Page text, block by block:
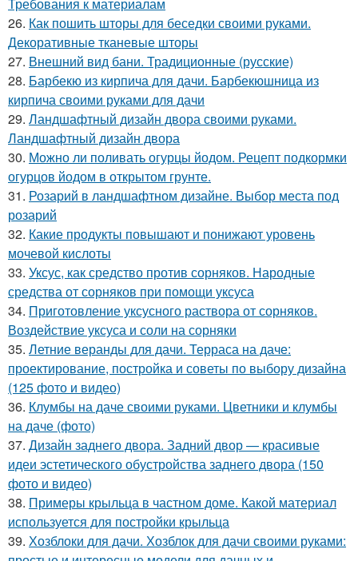
26. Как пошить шторы для беседки своими руками.
Декоративные тканевые шторы
27. Внешний вид бани. Традиционные (русские)
28. Барбекю из кирпича для дачи. Барбекюшница из
кирпича своими руками для дачи
29. Ландшафтный дизайн двора своими руками.
Ландшафтный дизайн двора
30. Можно ли поливать огурцы йодом. Рецепт подкормки
огурцов йодом в открытом грунте.
31. Розарий в ландшафтном дизайне. Выбор места под
розарий
32. Какие продукты повышают и понижают уровень
мочевой кислоты
33. Уксус, как средство против сорняков. Народные
средства от сорняков при помощи уксуса
34. Приготовление уксусного раствора от сорняков.
Воздействие уксуса и соли на сорняки
35. Летние веранды для дачи. Терраса на даче:
проектирование, постройка и советы по выбору дизайна
(125 фото и видео)
36. Клумбы на даче своими руками. Цветники и клумбы
на даче (фото)
37. Дизайн заднего двора. Задний двор — красивые
идеи эстетического обустройства заднего двора (150
фото и видео)
38. Примеры крыльца в частном доме. Какой материал
используется для постройки крыльца
39. Хозблоки для дачи. Хозблок для дачи своими руками: